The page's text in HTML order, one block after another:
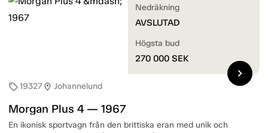
sell19327location_on Johannelund
Morgan Plus 4 — 1967
En ikonisk sportvagn från den brittiska eran med unik och
Nedräkning
AVSLUTAD
Högsta bud
270 000 SEK
chevron_right